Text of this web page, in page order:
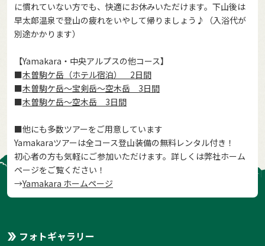
に慣れていない方でも、快適にお休みいただけます。下山後は
早太郎温泉で登山の疲れをいやして帰りましょう♪（入浴代が
別途かかります）
【Yamakara・中央アルプスの他コース】
■木曽駒ケ岳（ホテル宿泊） 2日間
■木曽駒ケ岳～宝剣岳～空木岳 3日間
■木曽駒ケ岳～空木岳 3日間
■他にも多数ツアーをご用意しています
Yamakaraツアーは全コース登山装備の無料レンタル付き！
初心者の方も気軽にご参加いただけます。詳しくは弊社ホーム
ページをご覧ください！
→Yamakara ホームページ
フォトギャラリー